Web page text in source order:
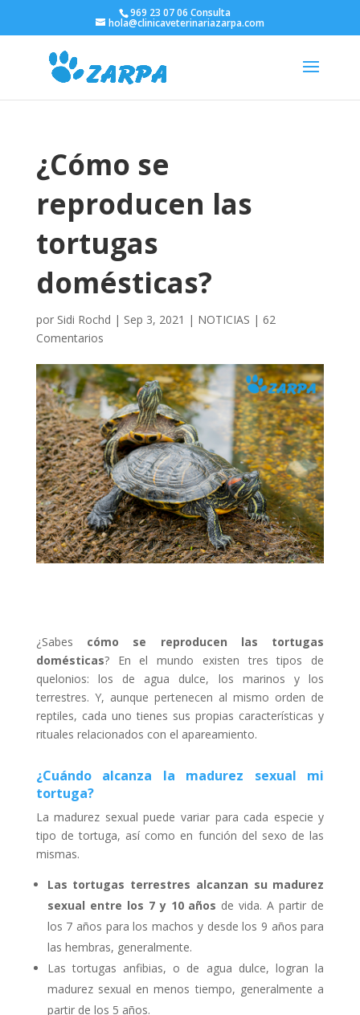
969 23 07 06 Consulta
hola@clinicaveterinariazarpa.com
¿Cómo se
reproducen las
tortugas
domésticas?
por Sidi Rochd | Sep 3, 2021 | NOTICIAS | 62
Comentarios
¿Sabes cómo se reproducen las tortugas
domésticas? En el mundo existen tres tipos de
quelonios: los de agua dulce, los marinos y los
terrestres. Y, aunque pertenecen al mismo orden de
reptiles, cada uno tienes sus propias características y
rituales relacionados con el apareamiento.
¿Cuándo alcanza la madurez sexual mi
tortuga?
La madurez sexual puede variar para cada especie y
tipo de tortuga, así como en función del sexo de las
mismas.
Las tortugas terrestres alcanzan su madurez
sexual entre los 7 y 10 años de vida. A partir de
los 7 años para los machos y desde los 9 años para
las hembras, generalmente.
Las tortugas anfibias, o de agua dulce, logran la
madurez sexual en menos tiempo, generalmente a
partir de los 5 años.